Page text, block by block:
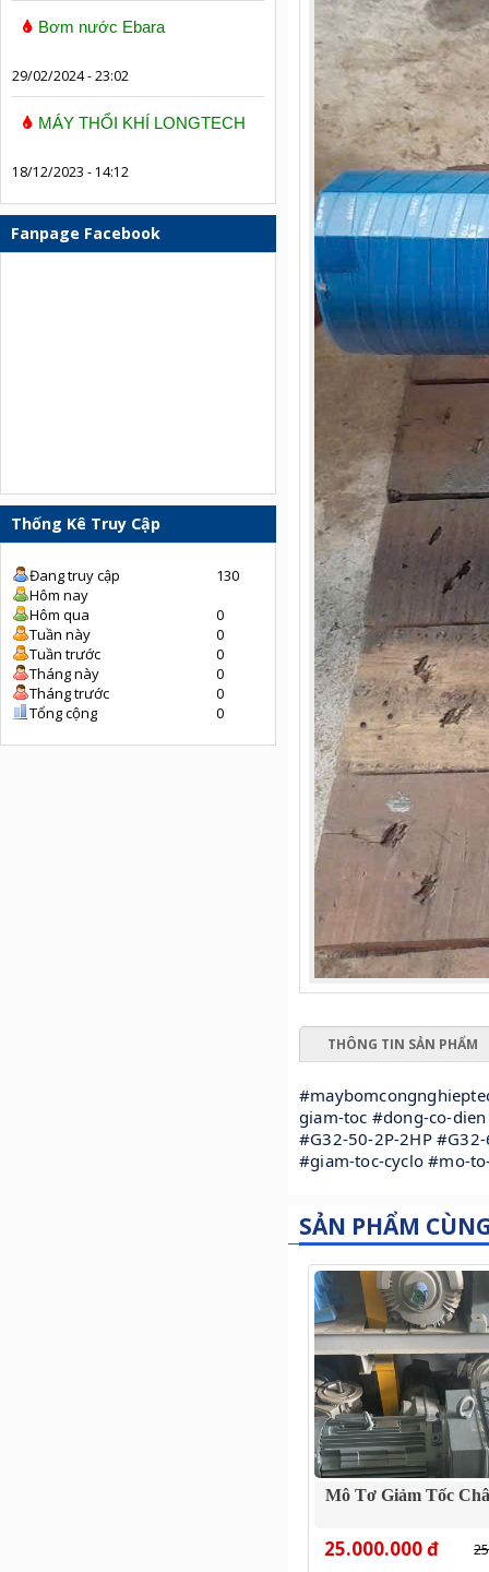
Bơm nước Ebara
29/02/2024 - 23:02
MÁY THỔI KHÍ LONGTECH
18/12/2023 - 14:12
Fanpage Facebook
Thống Kê Truy Cập
Đang truy cập
130
Hôm nay
Hôm qua
0
Tuần này
0
Tuần trước
0
Tháng này
0
Tháng trước
0
Tổng cộng
0
THÔNG TIN SẢN PHẨM
giam-toc #dong-co-
#G32-50-2P-2HP
#giam-toc-cyclo #mo-
SẢN PHẨM
Mô Tơ Giảm Tốc
25.000.000 đ